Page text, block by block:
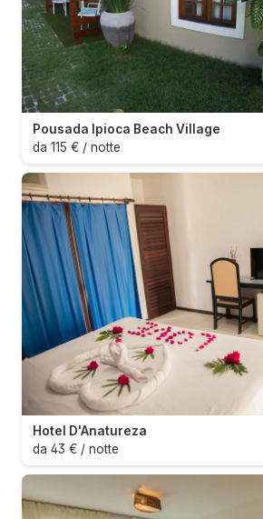
Pousada Ipioca Beach Village
da 115 € / notte
Hotel D'Anatureza
da 43 € / notte